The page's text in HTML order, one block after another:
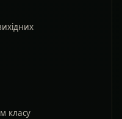
класу